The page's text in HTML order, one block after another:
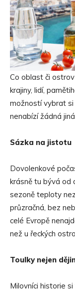
Co oblast či
krajiny, lidí,
možností vybrat
nenabízí žádná
Sázka na jistotu
Dovolenkové
krásně tu bývá od
sezoně teploty
průzračná, bez
celé Evropě
než u řeckých
Toulky nejen
Milovníci historie